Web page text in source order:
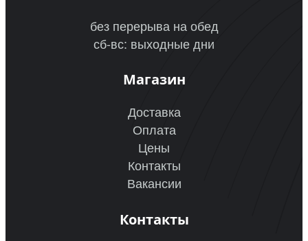
без перерыва на обед
сб-вс: выходные дни
Магазин
Доставка
Оплата
Цены
Контакты
Вакансии
Контакты